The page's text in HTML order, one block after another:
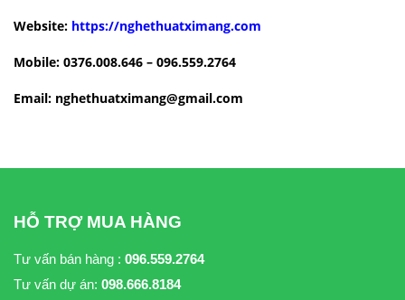
Website: https://nghethuatximang.com
Mobile: 0376.008.646 – 096.559.2764
Email: nghethuatximang@gmail.com
HỖ TRỢ MUA HÀNG
Tư vấn bán hàng : 096.559.2764
Tư vấn dự án: 098.666.8184